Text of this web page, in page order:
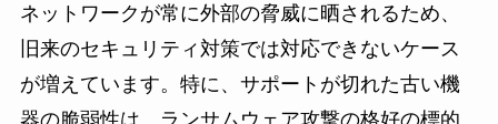
ネットワークが常に外部の脅威に晒されるため、
旧来のセキュリティ対策では対応できないケース
が増えています。特に、サポートが切れた古い機
器の脆弱性は、ランサムウェア攻撃の格好の標的